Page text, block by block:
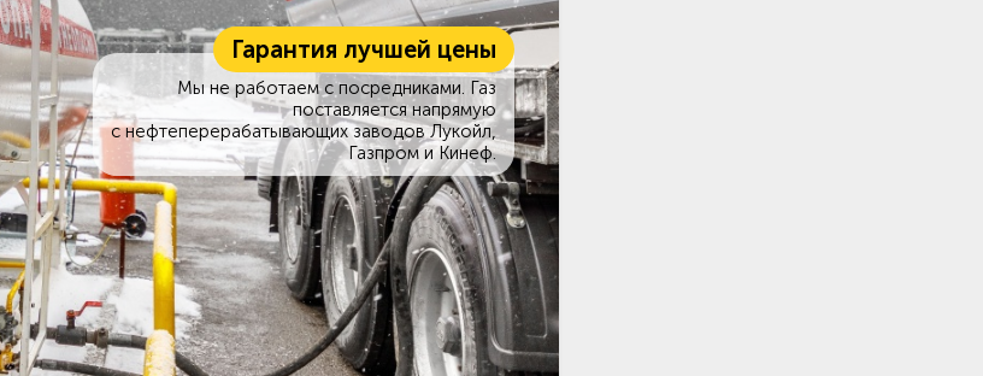
Гарантия лучшей цены
Мы не работаем с посредниками. Газ
поставляется напрямую
с нефтеперерабатывающих заводов Лукойл,
Газпром и Кинеф.